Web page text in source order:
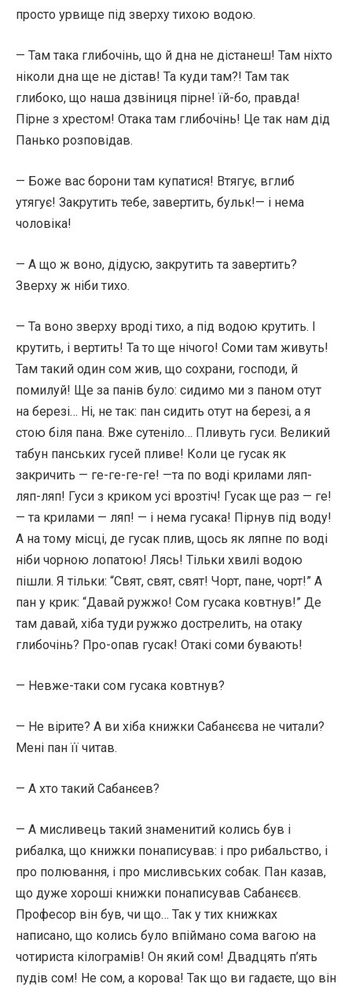
просто урвище під зверху тихою водою.
— Там така глибочінь, що й дна не дістанеш! Там ніхто
ніколи дна ще не дістав! Та куди там?! Там так
глибоко, що наша дзвіниця пірне! їй-бо, правда!
Пірне з хрестом! Отака там глибочінь! Це так нам дід
Панько розповідав.
— Боже вас борони там купатися! Втягує, вглиб
утягує! Закрутить тебе, завертить, бульк!— і нема
чоловіка!
— А що ж воно, дідусю, закрутить та завертить?
Зверху ж ніби тихо.
— Та воно зверху вроді тихо, а під водою крутить. І
крутить, і вертить! Та то ще нічого! Соми там живуть!
Там такий один сом жив, що сохрани, господи, й
помилуй! Ще за панів було: сидимо ми з паном отут
на березі… Ні, не так: пан сидить отут на березі, а я
стою біля пана. Вже сутеніло… Пливуть гуси. Великий
табун панських гусей пливе! Коли це гусак як
закричить — ге-ге-ге-ге! —та по воді крилами ляп-
ляп-ляп! Гуси з криком усі врозтіч! Гусак ще раз — ге!
— та крилами — ляп! — і нема гусака! Пірнув під воду!
А на тому місці, де гусак плив, щось як ляпне по воді
ніби чорною лопатою! Лясь! Тільки хвилі водою
пішли. Я тільки: “Свят, свят, свят! Чорт, пане, чорт!” А
пан у крик: “Давай ружжо! Сом гусака ковтнув!” Де
там давай, хіба туди ружжо дострелить, на отаку
глибочінь? Про-опав гусак! Отакі соми бувають!
— Невже-таки сом гусака ковтнув?
— Не вірите? А ви хіба книжки Сабанєєва не читали?
Мені пан її читав.
— А хто такий Сабанєев?
— А мисливець такий знаменитий колись був і
рибалка, що книжки понаписував: і про рибальство, і
про полювання, і про мисливських собак. Пан казав,
що дуже хороші книжки понаписував Сабанєєв.
Професор він був, чи що… Так у тих книжках
написано, що колись було впіймано сома вагою на
чотириста кілограмів! Он який сом! Двадцять п’ять
пудів сом! Не сом, а корова! Так що ви гадаєте, що він